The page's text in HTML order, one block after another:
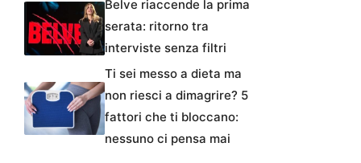
Belve riaccende la prima
serata: ritorno tra
interviste senza filtri
Ti sei messo a dieta ma
non riesci a dimagrire? 5
fattori che ti bloccano:
nessuno ci pensa mai